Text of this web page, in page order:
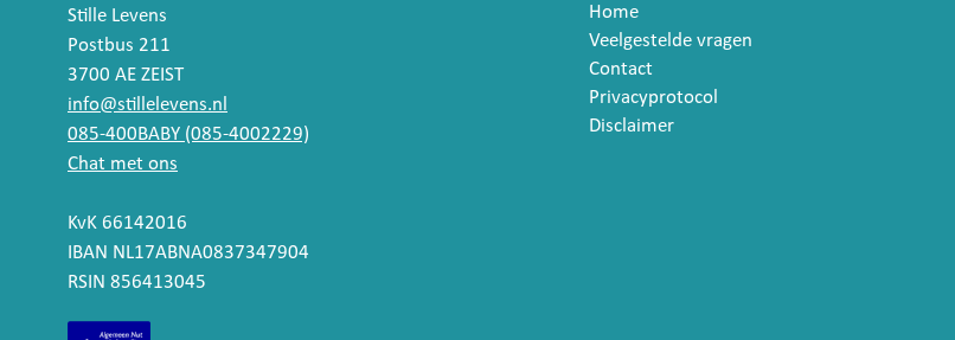
Stille Levens
Postbus 211
3700 AE ZEIST
info@stillelevens.nl
085-400BABY (085-4002229)
Chat met ons
KvK 66142016
IBAN NL17ABNA0837347904
RSIN 856413045
Home
Veelgestelde vragen
Contact
Privacyprotocol
Disclaimer